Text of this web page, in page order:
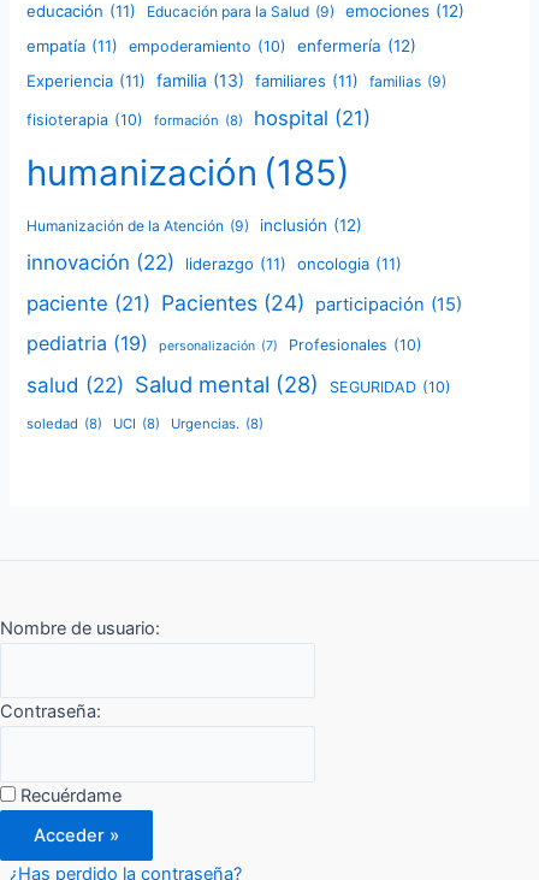
educación (11) Educación para la Salud (9) emociones (12)
empatía (11) empoderamiento (10) enfermería (12)
Experiencia (11) familia (13) familiares (11) familias (9)
fisioterapia (10) formación (8) hospital (21)
humanización (185)
Humanización de la Atención (9) inclusión (12)
innovación (22) liderazgo (11) oncologia (11)
paciente (21) Pacientes (24) participación (15)
pediatria (19) personalización (7) Profesionales (10)
salud (22) Salud mental (28) SEGURIDAD (10)
soledad (8) UCI (8) Urgencias. (8)
Nombre de usuario:
Contraseña:
Recuérdame
¿Has perdido la contraseña?